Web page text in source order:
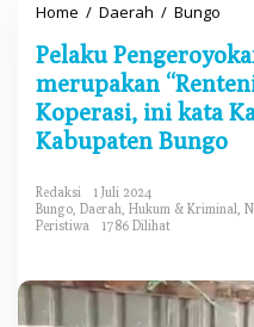
Home / Daerah / Bungo
l
a
k
u
P
g
y
o
Pelaku
merupakan
Koperasi, ini kata
Kabupaten Bungo
Redaksi
1 Juli 2024
Bungo Daerah Hukum & Kriminal
Peristiwa
1786 Dilihat